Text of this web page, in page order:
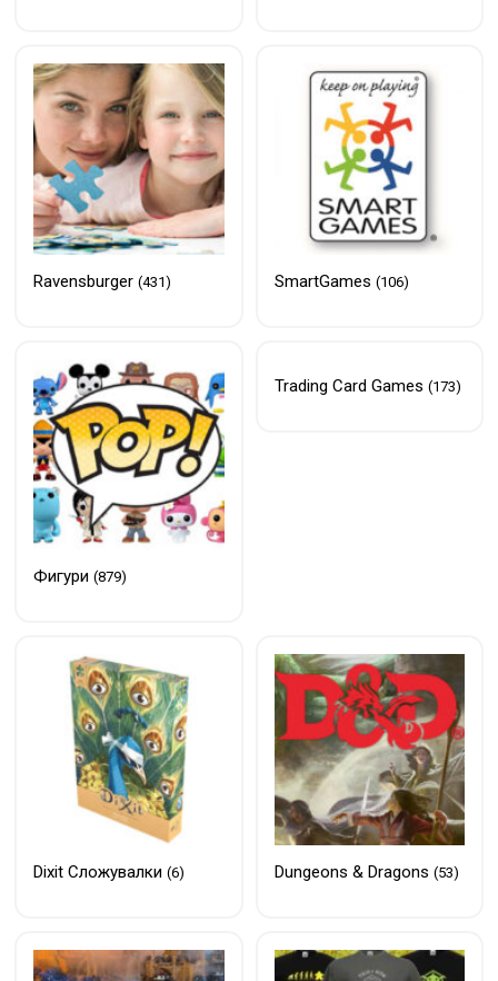
Ravensburger (431) SmartGames (106)
Фигури (879)
Trading Card Games (173)
Dixit Сложувалки (6) Dungeons & Dragons (53)